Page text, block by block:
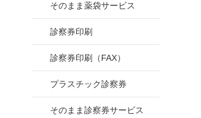
そのまま薬袋サービス
診察券印刷
診察券印刷（FAX）
プラスチック診察券
そのまま診察券サービス